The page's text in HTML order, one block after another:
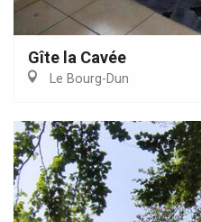
Gîte la Cavée
Le Bourg-Dun